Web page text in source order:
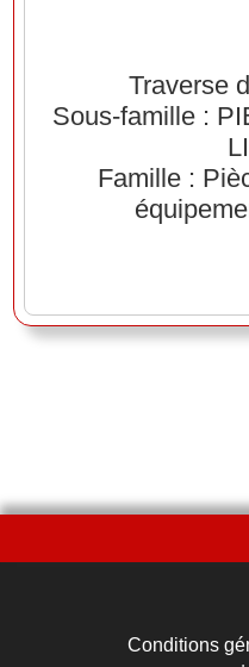
Traverse
Sous-famille :
Famille :
Conditions